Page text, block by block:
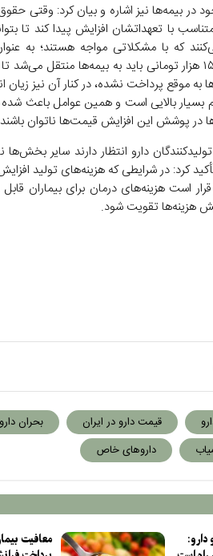
بیمه‌ها نیز اشاره و بیان کرد: وقتی
با تعهداتشان افزایش پیدا کند تا
که با مشکلاتی مواجه هستند؛ به
مابه‌التفاوت نرخ ارز ۲۸۵۰۰ تومانی با ۱۵۰ هزار تومانی باید به بیمه‌ها
به موقع پرداخت نشده، در کنار آن نیز زیان
رقم بسیار بالایی است و همین عوامل باعث شده
در پوشش این افزایش قیمت‌ها ناتوان
دارو انتظار دارند سایر بخش‌ها
کرد: در شرایطی که هزینه‌های تولید
است هزینه‌های درمان برای بیماران
هزینه‌ها تقویت شود.
قیمت دارو در ایران
بحران دارو
داروهای خاص
معافیت